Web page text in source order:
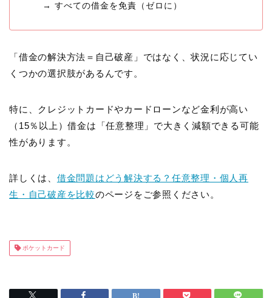
→ すべての借金を免責（ゼロに）
「借金の解決方法＝自己破産」ではなく、状況に応じてい
くつかの選択肢があるんです。
特に、クレジットカードやカードローンなど金利が高い
（15％以上）借金は「任意整理」で大きく減額できる可能
性があります。
詳しくは、 借金問題はどう解決する？任意整理・個人再
生・自己破産を比較のページをご参照ください。
ポケットカード